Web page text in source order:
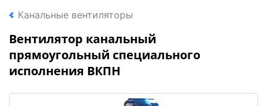
Канальные вентиляторы
Вентилятор канальный
прямоугольный специального
исполнения ВКПН